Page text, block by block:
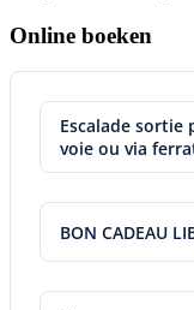
Online boeken
Escalade sortie
voie ou via
BON CADEAU